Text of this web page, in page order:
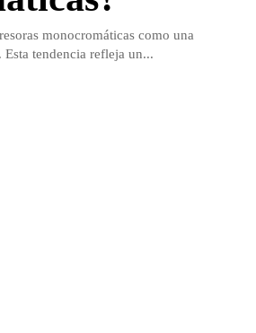
monocromáticas como una
tendencia refleja un...